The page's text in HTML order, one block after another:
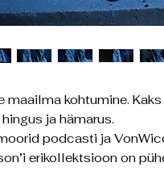
maailma kohtumine.
hingus ja hämarus.
podcasti ja
erikollektsioon on